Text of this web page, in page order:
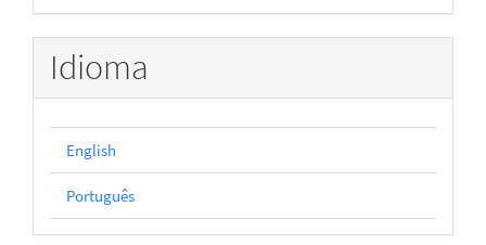
Idioma
English
Português